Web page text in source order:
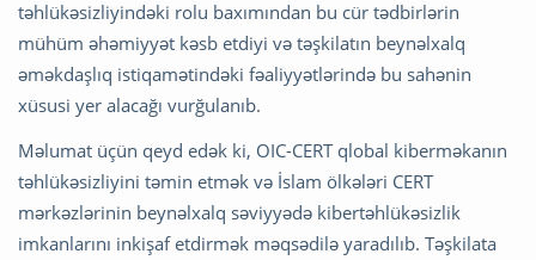
təhlükəsizliyindəki rolu baxımından bu cür tədbirlərin
mühüm əhəmiyyət kəsb etdiyi və təşkilatın beynəlxalq
əməkdaşlıq istiqamətindəki fəaliyyətlərində bu sahənin
xüsusi yer alacağı vurğulanıb.
Məlumat üçün qeyd edək ki, OIC-CERT qlobal kiberməkanın
təhlükəsizliyini təmin etmək və İslam ölkələri CERT
mərkəzlərinin beynəlxalq səviyyədə kibertəhlükəsizlik
imkanlarını inkişaf etdirmək məqsədilə yaradılıb. Təşkilata